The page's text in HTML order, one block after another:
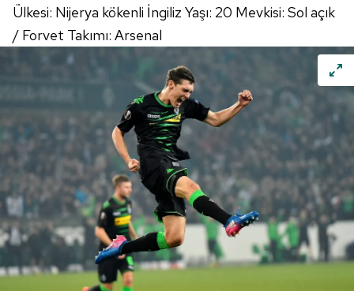
Ülkesi: Nijerya kökenli İngiliz Yaşı: 20 Mevkisi: Sol açık
/ Forvet Takımı: Arsenal